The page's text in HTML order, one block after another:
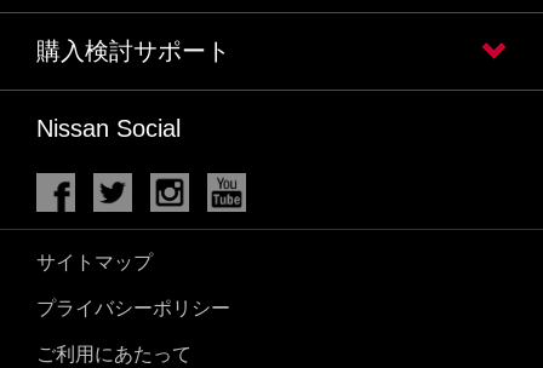
購入検討サポート
Nissan Social
サイトマップ
プライバシーポリシー
ご利用にあたって